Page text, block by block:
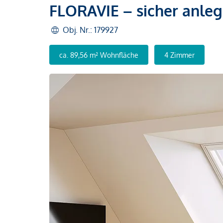
FLORAVIE – sicher
Obj. Nr.: 179927
ca. 89,56 m² Wohnfläche 4 Zimmer